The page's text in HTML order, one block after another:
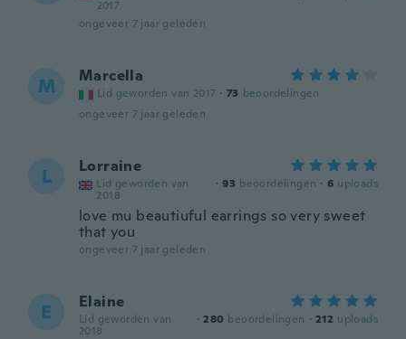
2017
ongeveer 7 jaar geleden
M Marcella
Lid geworden van 2017 · 73 beoordelingen
ongeveer 7 jaar geleden
L Lorraine
Lid geworden van
2018
· 93 beoordelingen · 6 uploads
love mu beautiuful earrings so very sweet
that you
ongeveer 7 jaar geleden
E Elaine
Lid geworden van
2018
· 280 beoordelingen · 212 uploads